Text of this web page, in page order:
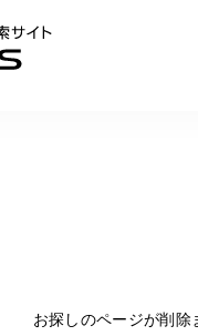
お探しのページが削